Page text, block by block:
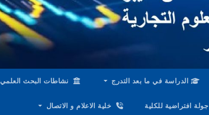
الدراسة في ما بعد التدرج نشاطات البحث العلمي
جولة افتراضية للكلية خلية الاعلام و الاتصال